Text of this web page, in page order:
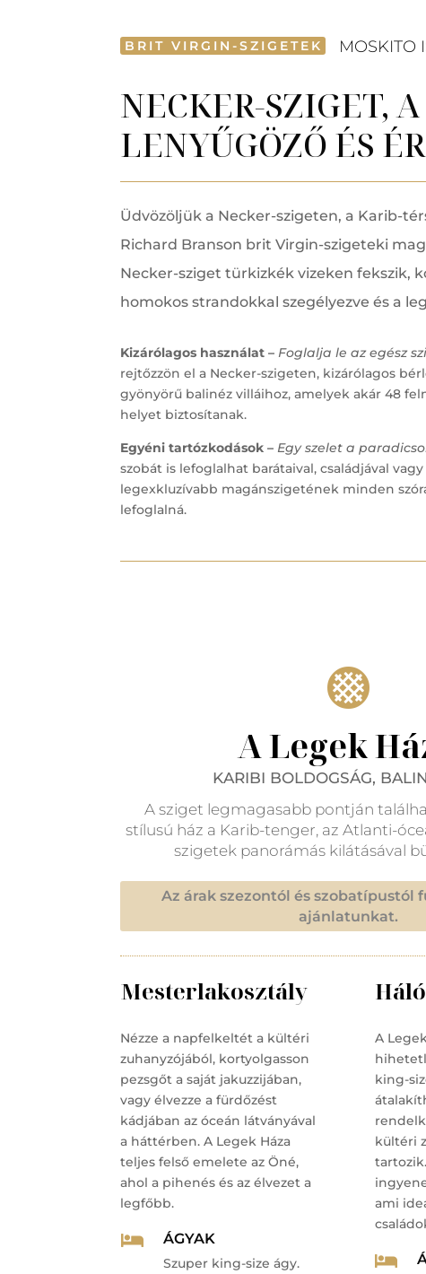
BRIT VIRGIN-SZIGETEK MOSKITO
NECKER-SZIGET,
LENYŰGÖZŐ ÉS
Üdvözöljük a Necker-szigeten, a Karib-
Richard Branson brit Virgin-szigeteki
Necker-sziget türkizkék vizeken fekszik,
homokos strandokkal szegélyezve és a
Kizárólagos használat –Foglalja le az egész
rejtőzzön el a Necker-szigeten, kizárólagos
gyönyörű balinéz villáihoz, amelyek akár 48
helyet biztosítanak.
Egyéni tartózkodások –Egy szelet a
szobát is lefoglalhat barátaival, családjával
legexkluzívabb magánszigetének minden
lefoglalná.

A Legek
KARIBI BOLDOGSÁG,
A sziget legmagasabb pontján
stílusú ház a Karib-tenger, az Atlanti-
szigetek panorámás kilátásával
Az árak szezontól és szobatípustól
ajánlatunkat.
Mesterlakosztály
Nézze a napfelkeltét a kültéri
zuhanyzójából, kortyolgasson
pezsgőt a saját jakuzzijában,
vagy élvezze a fürdőzést
kádjában az óceán látványával
a háttérben.A Legek Háza
teljes felső emelete az Öné,
ahol a pihenés és az élvezet a
legfőbb.
 ÁGYAK
Szuper king-size ágy.
A
king-
kültéri
tartozik.
ami
